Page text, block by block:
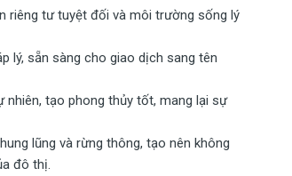
riêng tư tuyệt đối và môi trường sống lý
lý, sẵn sàng cho giao dịch sang tên
nhiên, tạo phong thủy tốt, mang lại sự
lũng và rừng thông, tạo nên không
đô thị.